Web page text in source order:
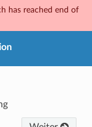
has reached end of